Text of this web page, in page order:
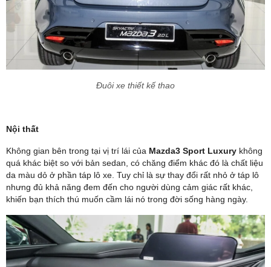
Đuôi xe thiết kế thao
Nội thất
Không gian bên trong tại vị trí lái của Mazda3 Sport Luxury không
quá khác biệt so với bản sedan, có chăng điểm khác đó là chất liệu
da màu dỏ ở phần táp lô xe. Tuy chỉ là sự thay đổi rất nhỏ ở táp lô
nhưng đủ khả năng đem đến cho người dùng cảm giác rất khác,
khiến bạn thích thú muốn cầm lái nó trong đời sống hàng ngày.